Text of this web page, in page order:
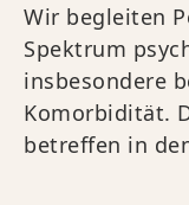
Wir begleiten
Spektrum
insbesondere
Komorbidität.
betreffen in